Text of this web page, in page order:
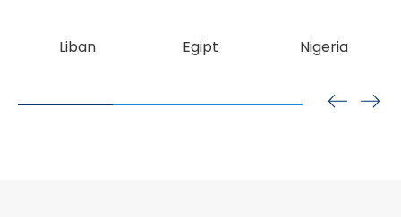
Liban Nigeria